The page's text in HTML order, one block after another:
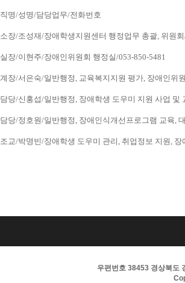
직명/성명/담당업무/전화번호
소장/조성재/장애학생지원센터 행정업무 총괄, 위원
실장/이현주/장애인위원회 행정실/053-850-5481
계장/서은숙/일반행정, 교육복지지원 평가, 장애인위
담당/신홍섭/일반행정, 장애학생 도우미 지원 사업
담당/정호원/일반행정, 장애인식개선프로그램 교육,
조교/박명빈/장애학생 도우미 관리, 취업정보 지원,
우편번호 38453 경상북도